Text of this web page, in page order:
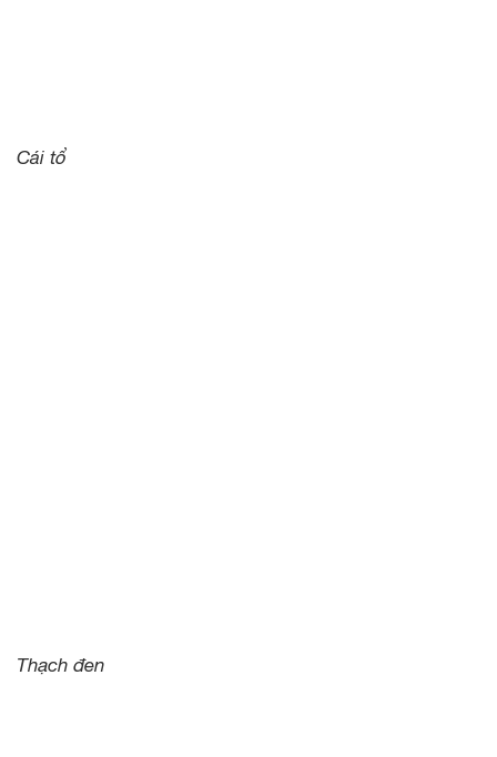
Cái tổ
Thạch đen